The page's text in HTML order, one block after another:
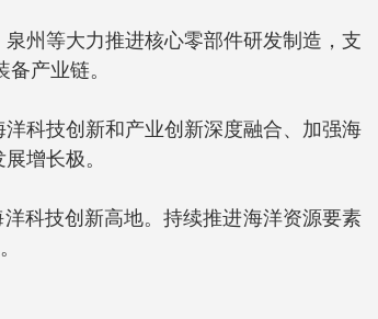
州等大力推进核心零部件研发制造，支
产业链。
科技创新和产业创新深度融合、加强海
增长极。
科技创新高地。持续推进海洋资源要素